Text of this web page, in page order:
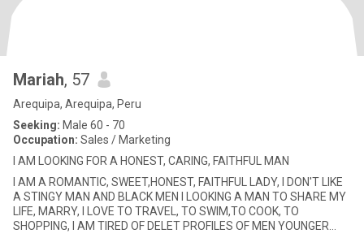
Mariah, 57
Arequipa, Arequipa, Peru
Seeking: Male 60 - 70
Occupation: Sales / Marketing
I AM LOOKING FOR A HONEST, CARING, FAITHFUL MAN
I AM A ROMANTIC, SWEET,HONEST, FAITHFUL LADY, I DON'T LIKE
A STINGY MAN AND BLACK MEN I LOOKING A MAN TO SHARE MY
LIFE, MARRY, I LOVE TO TRAVEL, TO SWIM,TO COOK, TO
SHOPPING, I AM TIRED OF DELET PROFILES OF MEN YOUNGER